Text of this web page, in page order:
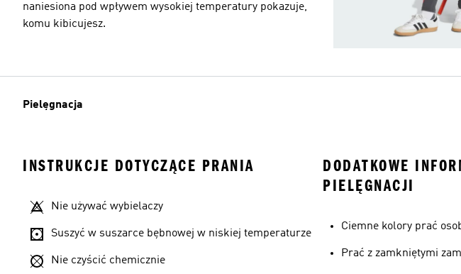
naniesiona pod wpływem wysokiej temperatury pokazuje,
komu kibicujesz.
Pielęgnacja
INSTRUKCJE DOTYCZĄCE PRANIA
Nie używać wybielaczy
Suszyć w suszarce bębnowej w niskiej temperaturze
Nie czyścić chemicznie
DODATKOWE
PIELĘGNACJI
Ciemne kolory prać
Prać z zamkniętymi